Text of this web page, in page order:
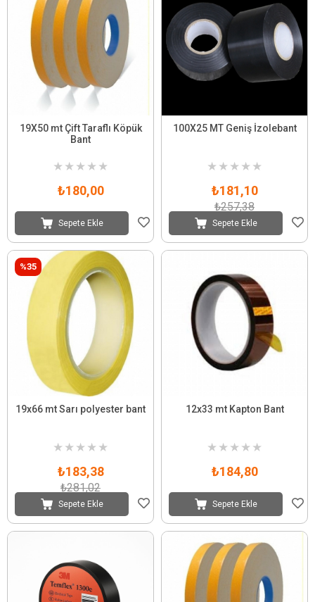
19X50 mt Çift Taraflı Köpük
Bant
★ ★ ★ ★ ★
₺180,00
Sepete Ekle
100X25 MT Geniş İzolebant
★ ★ ★ ★ ★
₺181,10
₺257,38
Sepete Ekle
19x66 mt Sarı polyester bant
★ ★ ★ ★ ★
₺183,38
₺281,02
Sepete Ekle
%35
12x33 mt Kapton Bant
★ ★ ★ ★ ★
₺184,80
Sepete Ekle